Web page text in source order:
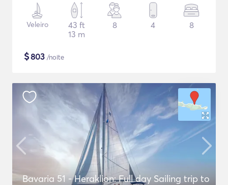
Veleiro
43 ft
13 m
8 4 8
$803 /noite
Bavaria 51 - Heraklion: Full day Sailing trip to